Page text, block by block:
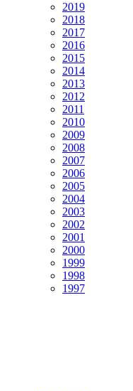
2019
2018
2017
2016
2015
2014
2013
2012
2011
2010
2009
2008
2007
2006
2005
2004
2003
2002
2001
2000
1999
1998
1997